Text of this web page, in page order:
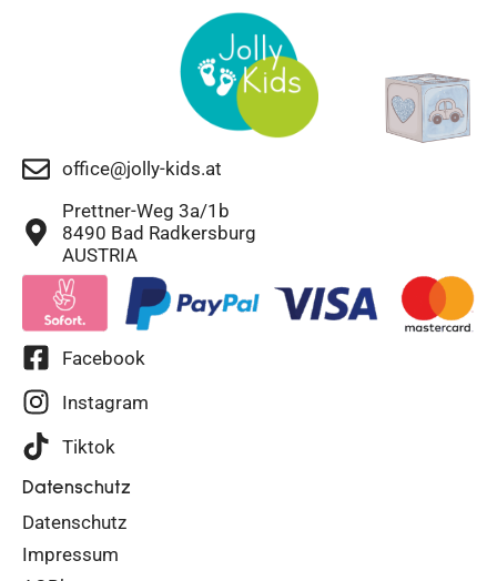
office@jolly-kids.at
Prettner-Weg 3a/1b
8490 Bad Radkersburg
AUSTRIA
Facebook
Instagram
Tiktok
Datenschutz
Datenschutz
Impressum